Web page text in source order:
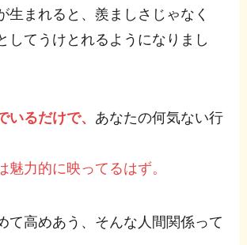
生まれると、羨ましさじゃなく
してうけとれるようになりまし
いるだけで、 あなたの何気ない行
魅力的に映ってるはず。
て高めあう、そんな人間関係って